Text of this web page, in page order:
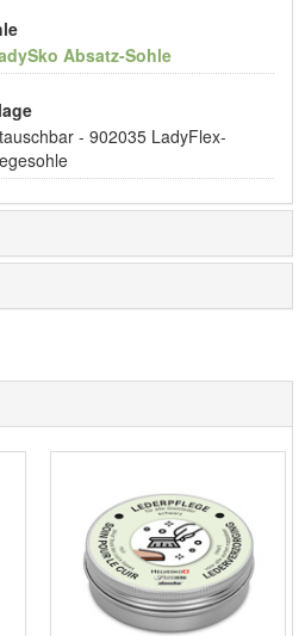
Absatz-Sohle
- 902035 LadyFlex-